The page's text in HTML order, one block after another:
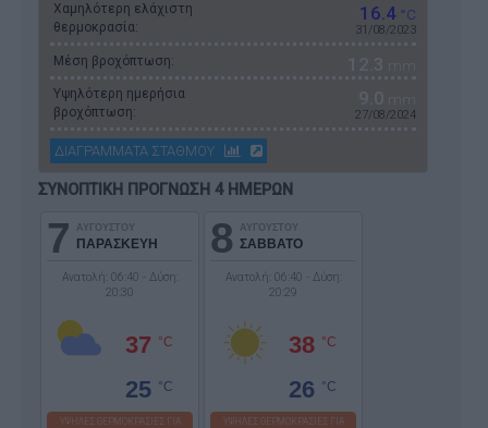
Χαμηλότερη ελάχιστη
θερμοκρασία:
16.4 °C
31/08/2023
Μέση βροχόπτωση: 12.3 mm
Υψηλότερη ημερήσια
βροχόπτωση:
9.0 mm
27/08/2024
ΔΙΑΓΡΑΜΜΑΤΑ ΣΤΑΘΜΟΥ
ΣΥΝΟΠΤΙΚΗ ΠΡΟΓΝΩΣΗ 4 ΗΜΕΡΩΝ
7 ΑΥΓΟΥΣΤΟΥ
ΠΑΡΑΣΚΕΥΗ
Ανατολή: 06:40 - Δύση:
20:30
37 °C
25 °C
ΥΨΗΛΕΣ ΘΕΡΜΟΚΡΑΣΙΕΣ ΓΙΑ
8 ΑΥΓΟΥΣΤΟΥ
ΣΑΒΒΑΤΟ
Ανατολή: 06:40 - Δύση:
20:29
38 °C
26 °C
ΥΨΗΛΕΣ ΘΕΡΜΟΚΡΑΣΙΕΣ ΓΙΑ